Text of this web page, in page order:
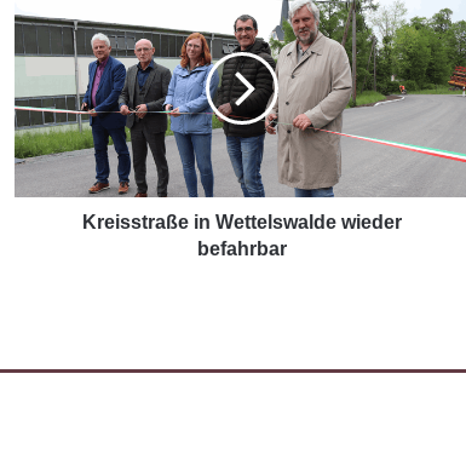
Kreisstraße in Wettelswalde wieder
befahrbar